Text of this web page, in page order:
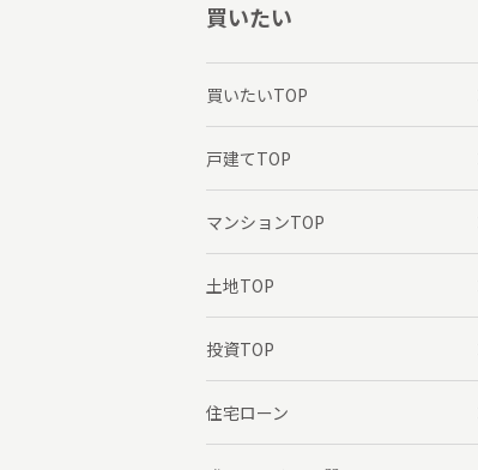
買いたい
買いたいTOP
戸建てTOP
マンションTOP
土地TOP
投資TOP
住宅ローン